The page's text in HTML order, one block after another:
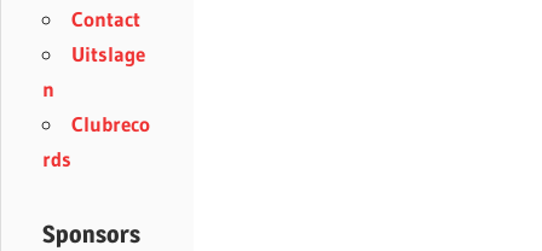
Contact
Uitslage
n
Clubreco
rds
Sponsors